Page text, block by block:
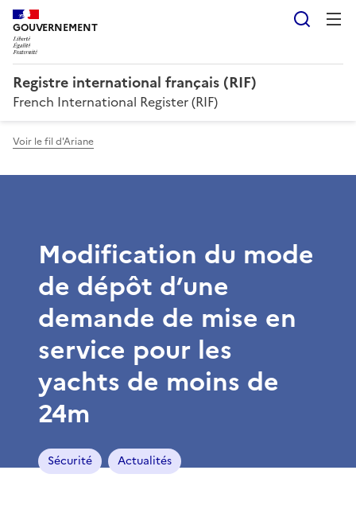
GOUVERNEMENT
Registre international français (RIF)
French International Register (RIF)
Voir le fil d'Ariane
Modification du mode
de dépôt d’une
demande de mise en
service pour les
yachts de moins de
24m
Sécurité Actualités